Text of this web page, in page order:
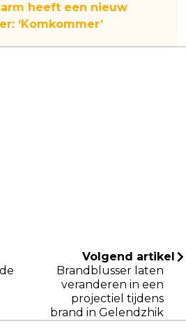
heeft een nieuw
‘Komkommer’
Volgend artikel
Brandblusser laten
veranderen in een
projectiel tijdens
brand in Gelendzhik